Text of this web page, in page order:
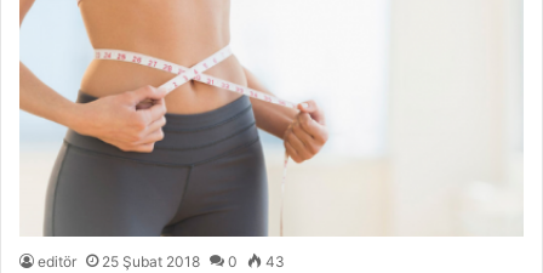
editör 25 Şubat 2018 0 43